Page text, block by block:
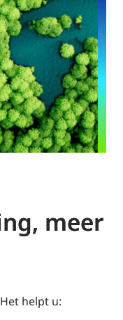
meer
helpt u: